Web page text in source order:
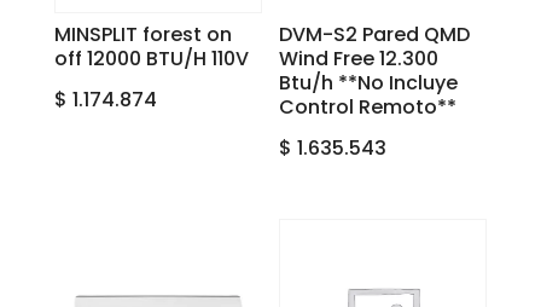
MINSPLIT forest on
off 12000 BTU/H 110V
$ 1.174.874
DVM-S2 Pared QMD
Wind Free 12.300
Btu/h **No Incluye
Control Remoto**
$ 1.635.543